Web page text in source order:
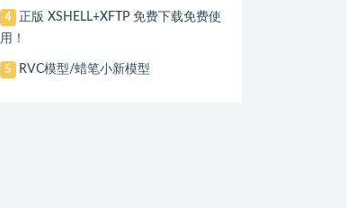
4
正版 XSHELL+XFTP 免费下载免费使
用！
5 RVC模型/蜡笔小新模型